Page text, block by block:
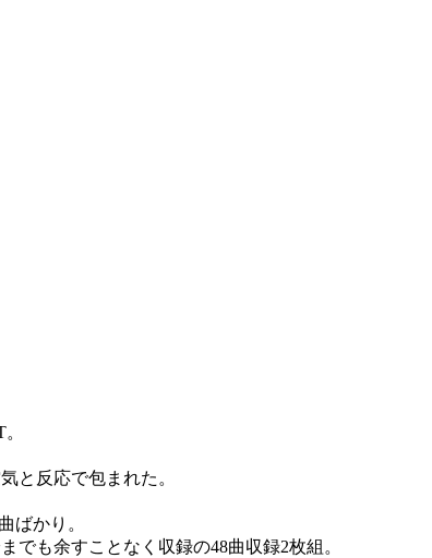
と反応で包まれた。
ばかり。
でも余すことなく収録の48曲収録2枚組。